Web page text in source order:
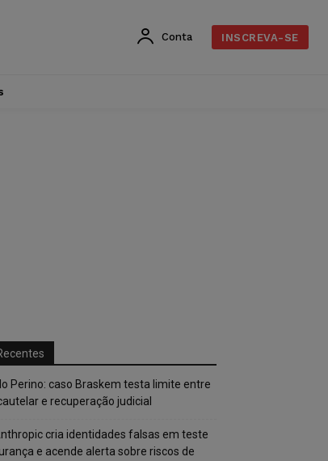
Conta INSCREVA-SE
Perino: caso Braskem testa limite entre
e recuperação judicial
cria identidades falsas em teste
e acende alerta sobre riscos de